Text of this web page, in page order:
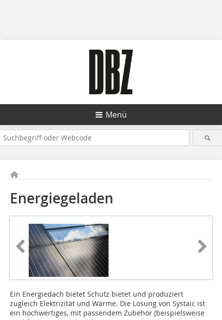
Menü
Energiegeladen
Ein Energiedach bietet Schutz bietet und produziert
zugleich Elektrizität und Wärme. Die Lösung von Systaic ist
ein hochwertiges, mit passendem Zubehör (beispielsweise